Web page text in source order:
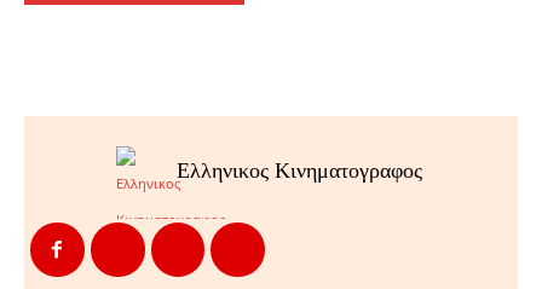
Ελληνικος Κινηματογραφος